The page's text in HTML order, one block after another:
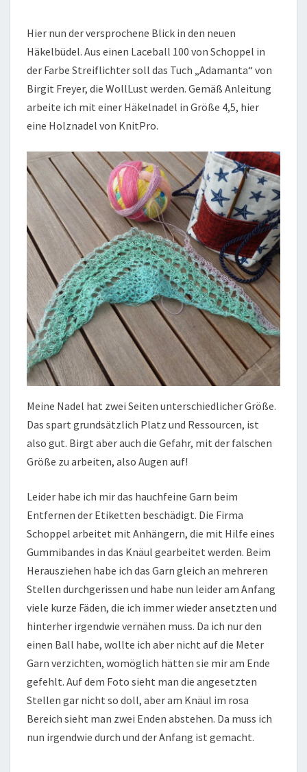
Hier nun der versprochene Blick in den neuen
Häkelbüdel. Aus einen Laceball 100 von Schoppel in
der Farbe Streiflichter soll das Tuch „Adamanta“ von
Birgit Freyer, die WollLust werden. Gemäß Anleitung
arbeite ich mit einer Häkelnadel in Größe 4,5, hier
eine Holznadel von KnitPro.
Meine Nadel hat zwei Seiten unterschiedlicher Größe.
Das spart grundsätzlich Platz und Ressourcen, ist
also gut. Birgt aber auch die Gefahr, mit der falschen
Größe zu arbeiten, also Augen auf!
Leider habe ich mir das hauchfeine Garn beim
Entfernen der Etiketten beschädigt. Die Firma
Schoppel arbeitet mit Anhängern, die mit Hilfe eines
Gummibandes in das Knäul gearbeitet werden. Beim
Herausziehen habe ich das Garn gleich an mehreren
Stellen durchgerissen und habe nun leider am Anfang
viele kurze Fäden, die ich immer wieder ansetzten und
hinterher irgendwie vernähen muss. Da ich nur den
einen Ball habe, wollte ich aber nicht auf die Meter
Garn verzichten, womöglich hätten sie mir am Ende
gefehlt. Auf dem Foto sieht man die angesetzten
Stellen gar nicht so doll, aber am Knäul im rosa
Bereich sieht man zwei Enden abstehen. Da muss ich
nun irgendwie durch und der Anfang ist gemacht.